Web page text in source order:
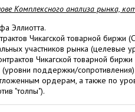
Комплексного анализа рынка,
Эллиотта.
Чикагской товарной биржи
участников рынка (целевые
Чикагской товарной
поддержки/
ордерам, а также по
"толпы").